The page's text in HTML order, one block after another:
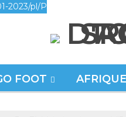
2023/pl/P
FOOT